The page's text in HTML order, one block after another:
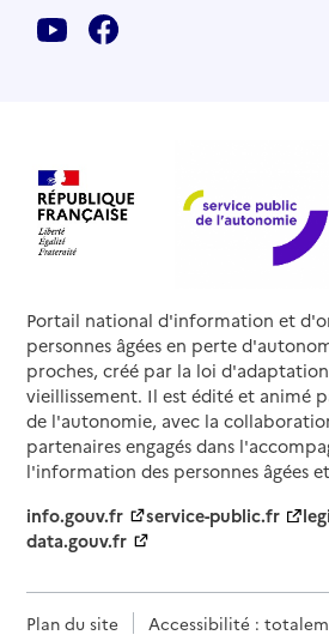
Portail national d'information et
personnes âgées en perte
proches, créé par la loi
vieillissement. Il est édité et animé
de l'autonomie, avec la
partenaires engagés dans
l'information des personnes âgées
info.gouv.fr
service-public.fr
data.gouv.fr
Plan du site
Accessibilité :